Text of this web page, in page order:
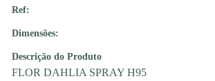
Ref:
Dimensões:
Descrição do Produto
FLOR DAHLIA SPRAY H95